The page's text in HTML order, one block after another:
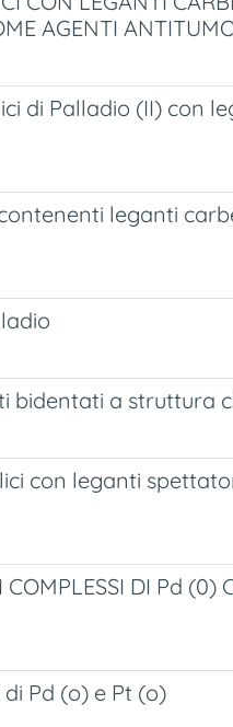
AGENTI
di Palladio (II) con
leganti
bidentati a struttura
con leganti
DI Pd (0)
Pd (o) e Pt (o)